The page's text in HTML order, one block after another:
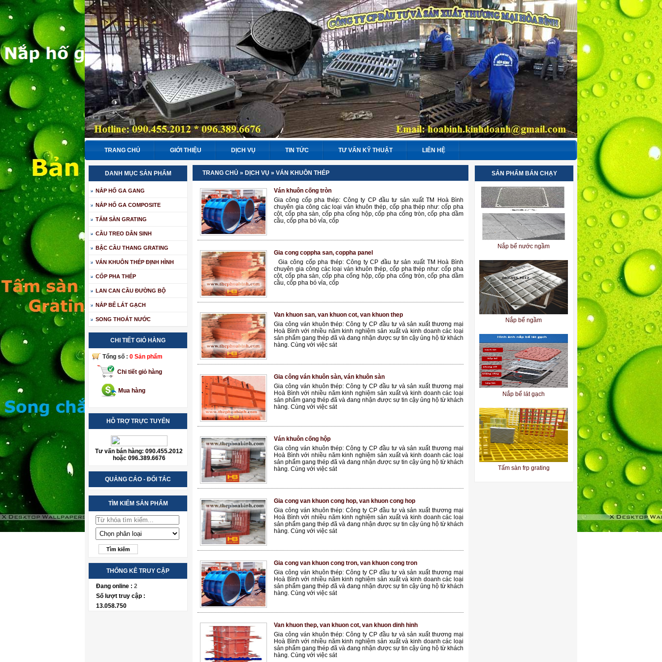
TRANG CHỦ GIỚI THIỆU DỊCH VỤ TIN TỨC TƯ VẤN KỸ THUẬT LIÊN HỆ
DANH MỤC SẢN PHẨM
NẮP HỐ GA GANG
NẮP HỐ GA COMPOSITE
TẤM SÀN GRATING
CẦU TREO DÂN SINH
BẬC CẦU THANG GRATING
VÁN KHUÔN THÉP ĐỊNH HÌNH
CỐP PHA THÉP
LAN CAN CẦU ĐƯỜNG BỘ
NẮP BỂ LÁT GẠCH
SONG THOÁT NƯỚC
CHI TIẾT GIỎ HÀNG
Tổng số : 0 Sản phẩm
Chi tiết giỏ hàng
Mua hàng
HỖ TRỢ TRỰC TUYẾN
Tư vấn bán hàng: 090.455.2012
hoặc 096.389.6676
QUẢNG CÁO - ĐỐI TÁC
TÌM KIẾM SẢN PHẨM
THỐNG KÊ TRUY CẬP
Đang online : 2
Số lượt truy cập :
13.058.750
TRANG CHỦ » DỊCH VỤ » VÁN KHUÔN THÉP
Ván khuôn cống tròn
Gia công cốp pha thép: Công ty CP đầu tư sản xuất TM Hoà Bình
chuyên gia công các loại ván khuôn thép, cốp pha thép như: cốp pha
cột, cốp pha sàn, cốp pha cống hộp, cốp pha cống tròn, cốp pha dầm
cầu, cốp pha bó vỉa, cốp
Gia cong coppha san, coppha panel
Gia công cốp pha thép: Công ty CP đầu tư sản xuất TM Hoà Bình
chuyên gia công các loại ván khuôn thép, cốp pha thép như: cốp pha
cột, cốp pha sàn, cốp pha cống hộp, cốp pha cống tròn, cốp pha dầm
cầu, cốp pha bó vỉa, cốp
Van khuon san, van khuon cot, van khuon thep
Gia công ván khuôn thép: Công ty CP đầu tư và sản xuất thương mại
Hoà Bình với nhiều năm kinh nghiệm sản xuất và kinh doanh các loại
sản phẩm gang thép đã và đang nhận được sự tin cậy ủng hộ từ khách
hàng. Cùng với việc sát
Gia công ván khuôn sàn, ván khuôn sàn
Gia công ván khuôn thép: Công ty CP đầu tư và sản xuất thương mại
Hoà Bình với nhiều năm kinh nghiệm sản xuất và kinh doanh các loại
sản phẩm gang thép đã và đang nhận được sự tin cậy ủng hộ từ khách
hàng. Cùng với việc sát
Ván khuôn cống hộp
Gia công ván khuôn thép: Công ty CP đầu tư và sản xuất thương mại
Hoà Bình với nhiều năm kinh nghiệm sản xuất và kinh doanh các loại
sản phẩm gang thép đã và đang nhận được sự tin cậy ủng hộ từ khách
hàng. Cùng với việc sát
Gia cong van khuon cong hop, van khuon cong hop
Gia công ván khuôn thép: Công ty CP đầu tư và sản xuất thương mại
Hoà Bình với nhiều năm kinh nghiệm sản xuất và kinh doanh các loại
sản phẩm gang thép đã và đang nhận được sự tin cậy ủng hộ từ khách
hàng. Cùng với việc sát
Gia cong van khuon cong tron, van khuon cong tron
Gia công ván khuôn thép: Công ty CP đầu tư và sản xuất thương mại
Hoà Bình với nhiều năm kinh nghiệm sản xuất và kinh doanh các loại
sản phẩm gang thép đã và đang nhận được sự tin cậy ủng hộ từ khách
hàng. Cùng với việc sát
Van khuon thep, van khuon cot, van khuon dinh hinh
Gia công ván khuôn thép: Công ty CP đầu tư và sản xuất thương mại
Hoà Bình với nhiều năm kinh nghiệm sản xuất và kinh doanh các loại
sản phẩm gang thép đã và đang nhận được sự tin cậy ủng hộ từ khách
hàng. Cùng với việc sát
SẢN PHẨM BÁN CHẠY
Nắp bể nước ngầm
Nắp bể ngầm
Nắp bể lát gạch
Tấm sàn frp grating